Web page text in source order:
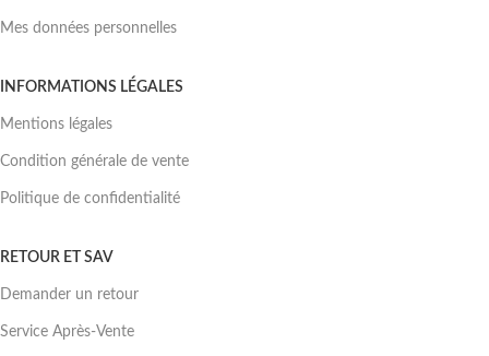
Mes données personnelles
INFORMATIONS LÉGALES
Mentions légales
Condition générale de vente
Politique de confidentialité
RETOUR ET SAV
Demander un retour
Service Après-Vente